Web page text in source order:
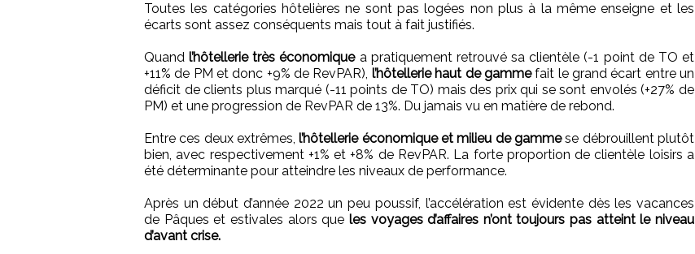
Toutes les catégories hôtelières ne sont pas logées non plus à la même enseigne et les
écarts sont assez conséquents mais tout à fait justifiés.
Quandl’hôtellerie très économiquea pratiquement retrouvé sa clientèle (-1 point de TO et
+11% de PM et donc +9% de RevPAR), l’hôtellerie haut de gammefait le grand écart entre un
déficit de clients plus marqué (-11 points de TO) mais des prix qui se sont envolés (+27% de
PM) et une progression de RevPAR de 13%. Du jamais vu en matière de rebond.
Entre ces deux extrêmes,l’hôtellerie économique et milieu de gammese débrouillent plutôt
bien, avec respectivement +1% et +8% de RevPAR. La forte proportion de clientèle loisirs a
été déterminante pour atteindre les niveaux de performance.
Après un début d’année 2022 un peu poussif, l’accélération est évidente dès les vacances
de Pâques et estivales alors que les voyages d’affaires n’ont toujours pas atteint le niveau
d’avant crise.